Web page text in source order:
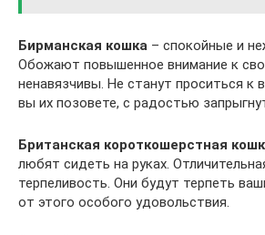
Бирманская кошка – спокойные и
Обожают повышенное внимание к
ненавязчивы. Не станут проситься к
вы их позовете, с радостью
Британская короткошерстная
любят сидеть на руках.
терпеливость. Они будут терпеть
от этого особого удовольствия.